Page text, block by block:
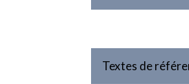
Textes de